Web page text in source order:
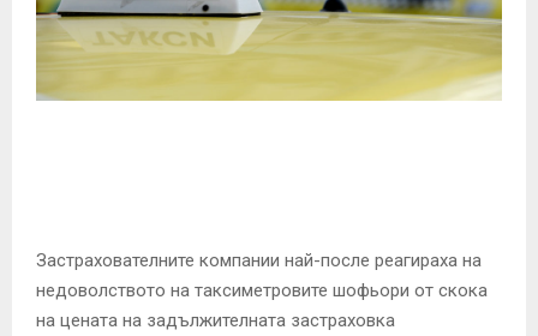
M
UЗастрахователните компании най-после реагираха на
недоволството на таксиметровите шофьори от скока
на цената на задължителната застраховка